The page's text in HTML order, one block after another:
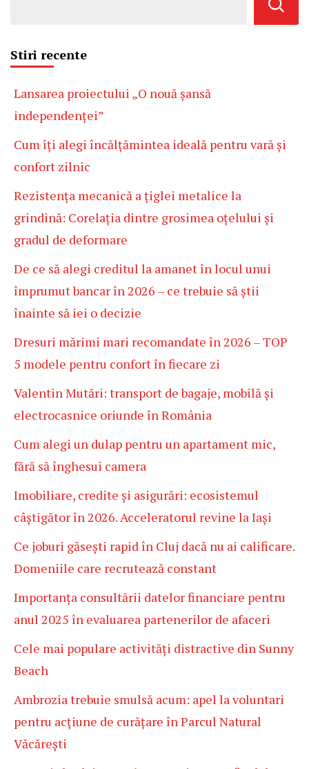
Stiri recente
Lansarea proiectului „O nouă șansă
independenței”
Cum îți alegi încălțămintea ideală pentru vară și
confort zilnic
Rezistența mecanică a țiglei metalice la
grindină: Corelația dintre grosimea oțelului și
gradul de deformare
De ce să alegi creditul la amanet în locul unui
împrumut bancar în 2026 – ce trebuie să știi
înainte să iei o decizie
Dresuri mărimi mari recomandate în 2026 – TOP
5 modele pentru confort în fiecare zi
Valentin Mutări: transport de bagaje, mobilă și
electrocasnice oriunde în România
Cum alegi un dulap pentru un apartament mic,
fără să înghesui camera
Imobiliare, credite și asigurări: ecosistemul
câștigător în 2026. Acceleratorul revine la Iași
Ce joburi găsești rapid în Cluj dacă nu ai calificare.
Domeniile care recrutează constant
Importanța consultării datelor financiare pentru
anul 2025 în evaluarea partenerilor de afaceri
Cele mai populare activități distractive din Sunny
Beach
Ambrozia trebuie smulsă acum: apel la voluntari
pentru acțiune de curățare în Parcul Natural
Văcărești